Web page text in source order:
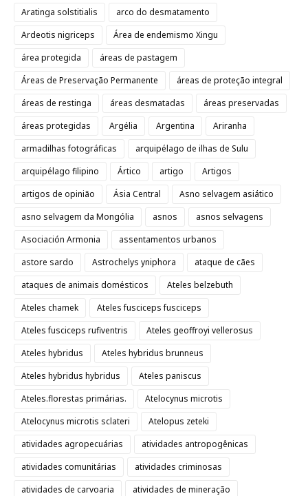
Aratinga solstitialis
arco do desmatamento
Ardeotis nigriceps
Área de endemismo Xingu
área protegida
áreas de pastagem
Áreas de Preservação Permanente
áreas de proteção integral
áreas de restinga
áreas desmatadas
áreas preservadas
áreas protegidas
Argélia Argentina
Ariranha
armadilhas fotográficas
arquipélago de ilhas de Sulu
arquipélago filipino
Ártico artigo
Artigos
artigos de opinião
Ásia Central
Asno selvagem asiático
asno selvagem da Mongólia
asnos
asnos selvagens
Asociación Armonia
assentamentos urbanos
astore sardo
Astrochelys yniphora
ataque de cães
ataques de animais domésticos
Ateles belzebuth
Ateles chamek
Ateles fusciceps fusciceps
Ateles fusciceps rufiventris
Ateles geoffroyi vellerosus
Ateles hybridus
Ateles hybridus brunneus
Ateles hybridus hybridus
Ateles paniscus
Ateles.florestas primárias.
Atelocynus microtis
Atelocynus microtis sclateri
Atelopus zeteki
atividades agropecuárias
atividades antropogênicas
atividades comunitárias
atividades criminosas
atividades de carvoaria
atividades de mineração